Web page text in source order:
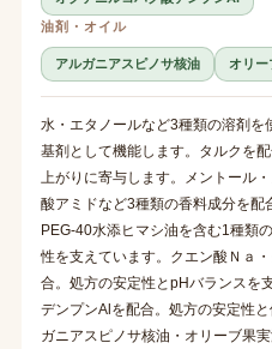
油剤・オイル
アルガニアスピノサ核油 オリー
水・エタノールなど3種類の溶剤を
基剤として機能します。タルクを
上がりに寄与します。メントール
酸アミドなど3種類の香料成分を配
PEG-40水添ヒマシ油を含む1種類
性を支えています。クエン酸Ｎａ
合。処方の安定性とpHバランスを
デンプンAlを配合。処方の安定性
ガニアスピノサ核油・オリーブ果